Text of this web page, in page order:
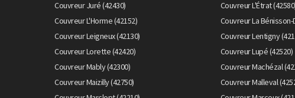
Couvreur Juré (42430)
Couvreur L'Étrat
Couvreur L'Horme (42152)
Couvreur La Bénisson-
Couvreur Leigneux (42130)
Couvreur Lentigny
Couvreur Lorette (42420)
Couvreur Lupé (42520)
Couvreur Mably (42300)
Couvreur Machézal
Couvreur Maizilly (42750)
Couvreur Malleval